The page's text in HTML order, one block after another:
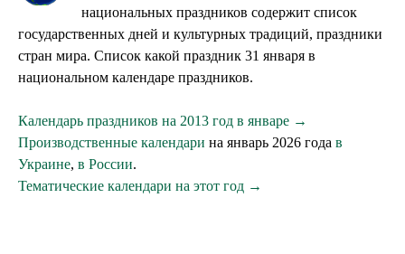
национальных праздников содержит список
государственных дней и культурных традиций, праздники
стран мира. Список какой праздник 31 января в
национальном календаре праздников.
Календарь праздников на 2013 год в январе →
Производственные календари на январь 2026 года в
Украине, в России.
Тематические календари на этот год →